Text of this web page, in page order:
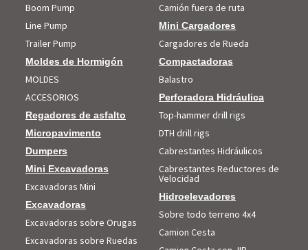
Boom Pump
Line Pump
Trailer Pump
Moldes de Hormigón
MOLDES
ACCESORIOS
Regadores de asfalto
Micropavimento
Camión fuera de ruta
Mini Cargadores
Cargadores de Rueda
Compactadoras
Balastro
Perforadora Hidráulica
Top-hammer drill rigs
DTH drill rigs
Dumpers
Mini Excavadoras
Excavadoras Mini
Excavadoras
Excavadoras sobre Orugas
Excavadoras sobre Ruedas
Cabrestantes Hidráulicos
Cabrestantes Reductores de
Velocidad
Hidroelevadores
Sobre todo terreno 4x4
Camion Cesta